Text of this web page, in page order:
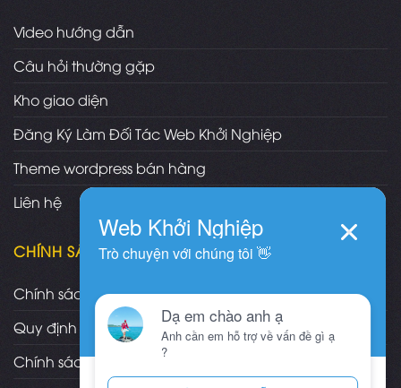
Video hướng dẫn
Câu hỏi thường gặp
Kho giao diện
Đăng Ký Làm Đối Tác Web Khởi Nghiệp
Theme wordpress bán hàng
Liên hệ
CHÍNH SÁCH
Chính sách và quy định chung
Quy định và hình thức thanh toán
Chính sách vận chuyển/giao nhận/cài đặt